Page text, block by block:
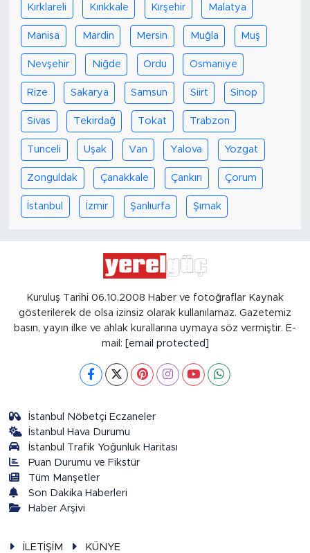
Kırklareli Kırıkkale Kırşehir Malatya
Manisa Mardin Mersin Muğla Muş
Nevşehir Niğde Ordu Osmaniye
Rize Sakarya Samsun Siirt Sinop
Sivas Tekirdağ Tokat Trabzon
Tunceli Uşak Van Yalova Yozgat
Zonguldak Çanakkale Çankırı Çorum
İstanbul İzmir Şanlıurfa Şırnak
Kuruluş Tarihi 06.10.2008 Haber ve fotoğraflar Kaynak
gösterilerek de olsa izinsiz olarak kullanılamaz. Gazetemiz
basın, yayın ilke ve ahlak kurallarına uymaya söz vermiştir. E-
mail:
[email protected]
İstanbul Nöbetçi Eczaneler
İstanbul Hava Durumu
İstanbul Trafik Yoğunluk Haritası
Puan Durumu ve Fikstür
Tüm Manşetler
Son Dakika Haberleri
Haber Arşivi
İLETİŞİM KÜNYE